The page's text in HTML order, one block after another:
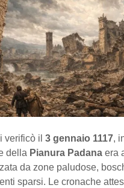
verificò il 3 gennaio 1117,
della Pianura Padana era
da zone paludose,
sparsi. Le cronache